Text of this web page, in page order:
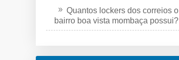
Quantos lockers dos correios o
bairro boa vista mombaça possui?